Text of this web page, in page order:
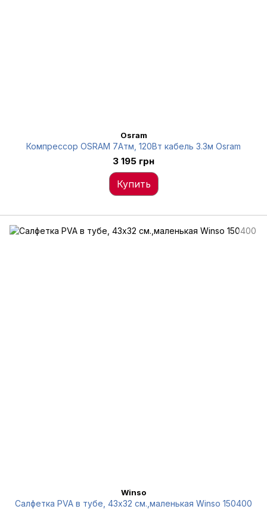
Osram
Компрессор OSRAM 7Атм, 120Вт кабель 3.3м Osram
3 195 грн
Купить
Winso
Салфетка PVA в тубе, 43x32 см.,маленькая Winso 150400